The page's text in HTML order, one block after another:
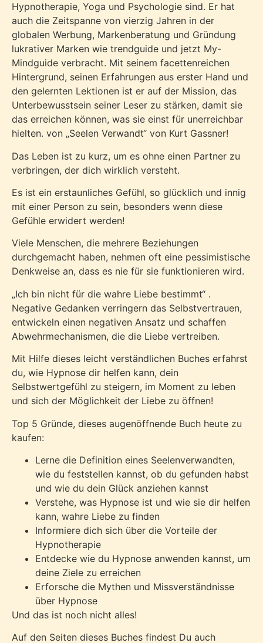
Hypnotherapie, Yoga und Psychologie sind. Er hat
auch die Zeitspanne von vierzig Jahren in der
globalen Werbung, Markenberatung und Gründung
lukrativer Marken wie trendguide und jetzt My-
Mindguide verbracht. Mit seinem facettenreichen
Hintergrund, seinen Erfahrungen aus erster Hand und
den gelernten Lektionen ist er auf der Mission, das
Unterbewusstsein seiner Leser zu stärken, damit sie
das erreichen können, was sie einst für unerreichbar
hielten. von „Seelen Verwandt“ von Kurt Gassner!
Das Leben ist zu kurz, um es ohne einen Partner zu
verbringen, der dich wirklich versteht.
Es ist ein erstaunliches Gefühl, so glücklich und innig
mit einer Person zu sein, besonders wenn diese
Gefühle erwidert werden!
Viele Menschen, die mehrere Beziehungen
durchgemacht haben, nehmen oft eine pessimistische
Denkweise an, dass es nie für sie funktionieren wird.
„Ich bin nicht für die wahre Liebe bestimmt“ .
Negative Gedanken verringern das Selbstvertrauen,
entwickeln einen negativen Ansatz und schaffen
Abwehrmechanismen, die die Liebe vertreiben.
Mit Hilfe dieses leicht verständlichen Buches erfahrst
du, wie Hypnose dir helfen kann, dein
Selbstwertgefühl zu steigern, im Moment zu leben
und sich der Möglichkeit der Liebe zu öffnen!
Top 5 Gründe, dieses augenöffnende Buch heute zu
kaufen:
Lerne die Definition eines Seelenverwandten,
wie du feststellen kannst, ob du gefunden habst
und wie du dein Glück anziehen kannst
Verstehe, was Hypnose ist und wie sie dir helfen
kann, wahre Liebe zu finden
Informiere dich sich über die Vorteile der
Hypnotherapie
Entdecke wie du Hypnose anwenden kannst, um
deine Ziele zu erreichen
Erforsche die Mythen und Missverständnisse
über Hypnose
Und das ist noch nicht alles!
Auf den Seiten dieses Buches findest Du auch